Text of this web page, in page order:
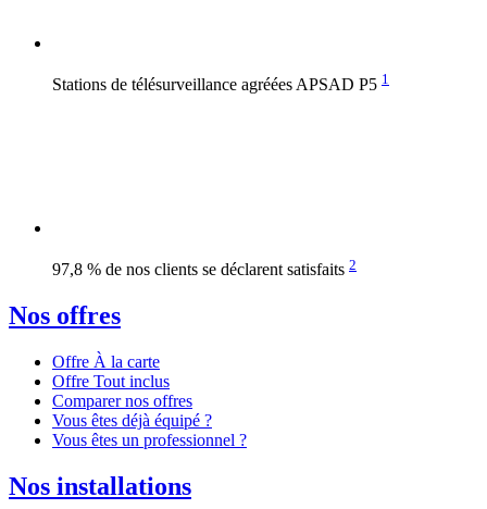
Stations de télésurveillance agréées APSAD P5 1
97,8 % de nos clients se déclarent satisfaits 2
Nos offres
Offre À la carte
Offre Tout inclus
Comparer nos offres
Vous êtes déjà équipé ?
Vous êtes un professionnel ?
Nos installations